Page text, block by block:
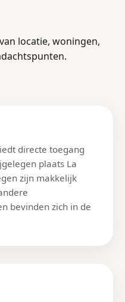
locatie, woningen,
directe toegang
plaats La
zijn makkelijk
bevinden zich in de